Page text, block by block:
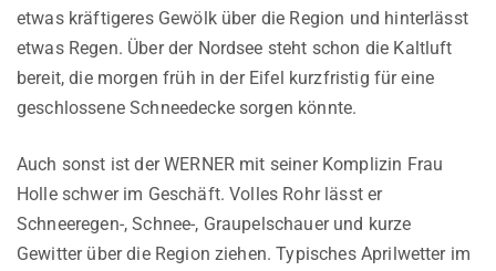
etwas kräftigeres Gewölk über die Region und hinterlässt
etwas Regen. Über der Nordsee steht schon die Kaltluft
bereit, die morgen früh in der Eifel kurzfristig für eine
geschlossene Schneedecke sorgen könnte.
Auch sonst ist der WERNER mit seiner Komplizin Frau
Holle schwer im Geschäft. Volles Rohr lässt er
Schneeregen-, Schnee-, Graupelschauer und kurze
Gewitter über die Region ziehen. Typisches Aprilwetter im